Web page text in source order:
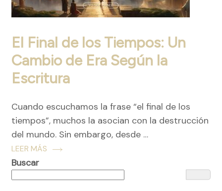
El Final de los Tiempos: Un
Cambio de Era Según la
Escritura
Cuando escuchamos la frase “el final de los
tiempos”, muchos la asocian con la destrucción
del mundo. Sin embargo, desde …
LEER MÁS
Buscar